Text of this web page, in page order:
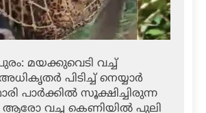
മയക്കുവെടി വച്ച്
പിടിച്ച് നെയ്യാര്‍
പാര്‍ക്കില്‍ സൂക്ഷിച്ചിരുന്ന
വച്ച കെണിയില്‍ പുലി